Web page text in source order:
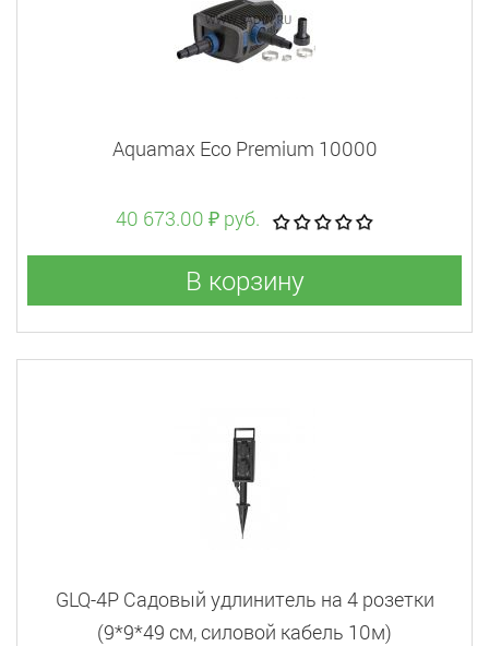
Aquamax Eco Premium 10000
40 673.00 ₽ руб.
В корзину
GLQ-4Р Садовый удлинитель на 4 розетки
(9*9*49 см, силовой кабель 10м)